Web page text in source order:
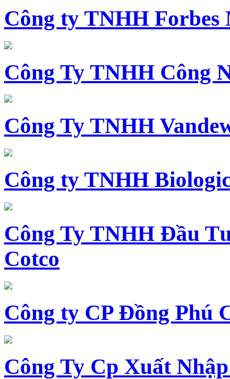
Công ty TNHH
Công Ty TNHH Công
Công Ty TNHH
Công ty TNHH
Công Ty TNHH Đầu
Cotco
Công ty CP Đồng Phú
Công Ty Cp Xuất